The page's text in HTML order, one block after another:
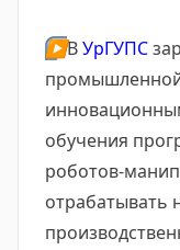
▶️ВУрГУПС
обучения
роботов-
отрабатывать